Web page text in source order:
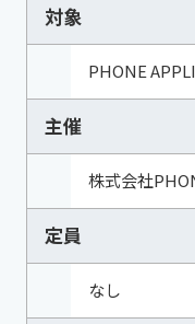
対象
PHONE
主催
株式会社
定員
なし